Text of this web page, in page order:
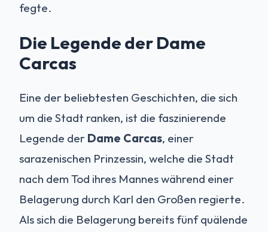
fegte.
Die Legende der Dame
Carcas
Eine der beliebtesten Geschichten, die sich
um die Stadt ranken, ist die faszinierende
Legende der Dame Carcas, einer
sarazenischen Prinzessin, welche die Stadt
nach dem Tod ihres Mannes während einer
Belagerung durch Karl den Großen regierte.
Als sich die Belagerung bereits fünf quälende